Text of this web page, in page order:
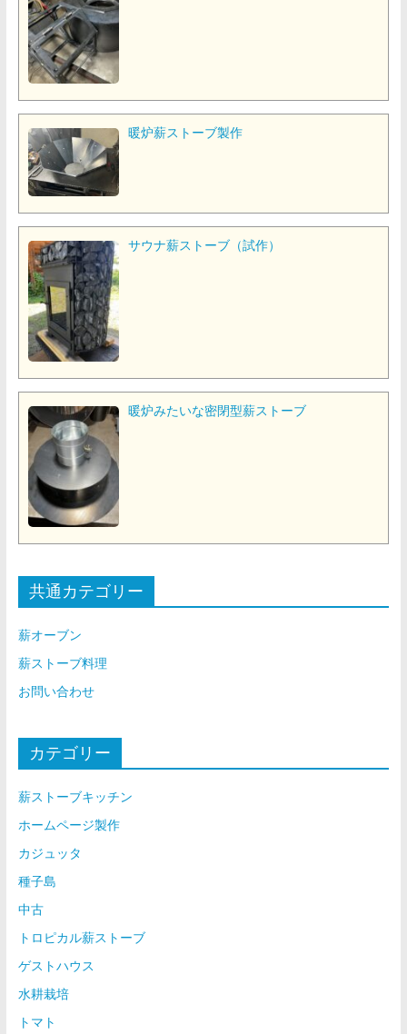
暖炉薪ストーブ製作
サウナ薪ストーブ（試作）
暖炉みたいな密閉型薪ストーブ
共通カテゴリー
薪オーブン
薪ストーブ料理
お問い合わせ
カテゴリー
薪ストーブキッチン
ホームページ製作
カジュッタ
種子島
中古
トロピカル薪ストーブ
ゲストハウス
水耕栽培
トマト